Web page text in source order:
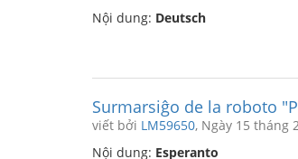
Nội dung: Deutsch
Surmarsiĝo de la roboto
viết bởi LM59650, Ngày 15 tháng
Nội dung: Esperanto